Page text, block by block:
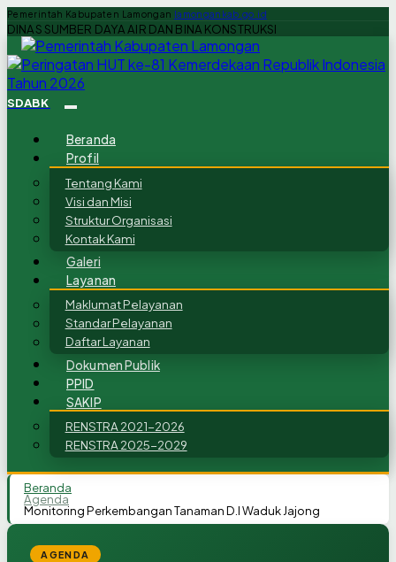
Pemerintah Kabupaten Lamongan lamongankab.go.id
DINAS SUMBER DAYA AIR DAN BINA KONSTRUKSI
SDABK
Beranda
Profil
Tentang Kami
Visi dan Misi
Struktur Organisasi
Kontak Kami
Galeri
Layanan
Maklumat Pelayanan
Standar Pelayanan
Daftar Layanan
Dokumen Publik
PPID
SAKIP
RENSTRA 2021-2026
RENSTRA 2025-2029
Beranda
Agenda
Monitoring Perkembangan Tanaman D.I Waduk Jajong
AGENDA